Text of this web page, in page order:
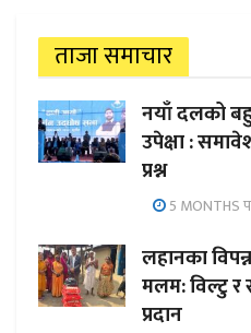
ताजा समाचार
नयाँ दलको
उपेक्षा :
प्रश्न
5 MONTHS
लहानका
मलम: विल्टु र
प्रदान